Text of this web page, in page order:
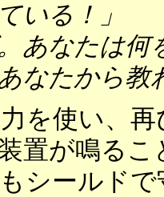
いる！」
あなたは
なたから
を使い、再
置が鳴るこ
シールド